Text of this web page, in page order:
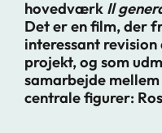
hovedværk Il
Det er en film, der
interessant
projekt, og som
samarbejde
centrale figurer: